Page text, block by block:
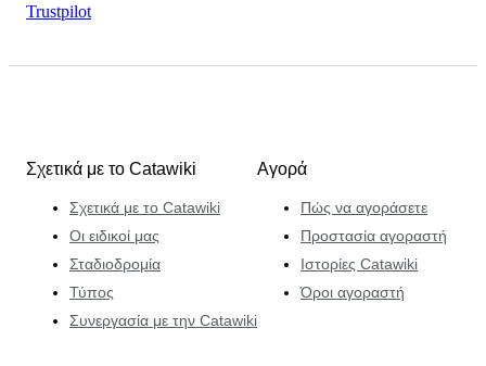
Trustpilot
Σχετικά με το Catawiki
Σχετικά με το Catawiki
Οι ειδικοί μας
Σταδιοδρομία
Τύπος
Συνεργασία με την Catawiki
Αγορά
Πώς να αγοράσετε
Προστασία αγοραστή
Ιστορίες Catawiki
Όροι αγοραστή